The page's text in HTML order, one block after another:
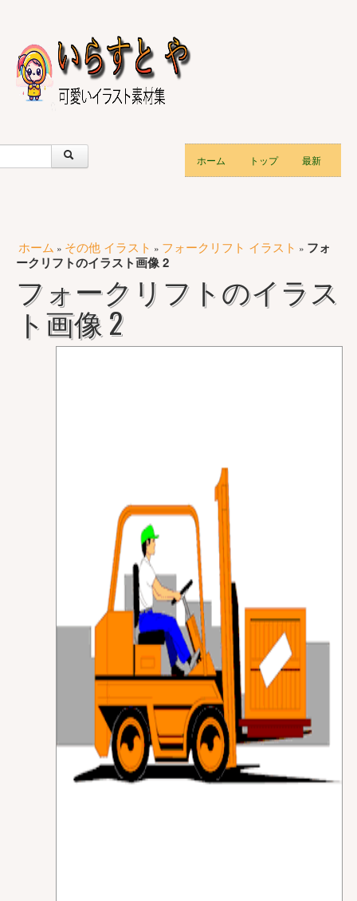
ホーム トップ 最新
ホーム » その他 イラスト » フォークリフト イラスト » フォ
ークリフトのイラスト画像 2
フォークリフトのイラス
ト画像 2